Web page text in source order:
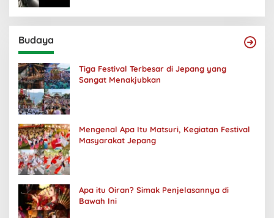
Budaya
Tiga Festival Terbesar di Jepang yang
Sangat Menakjubkan
Mengenal Apa Itu Matsuri, Kegiatan Festival
Masyarakat Jepang
Apa itu Oiran? Simak Penjelasannya di
Bawah Ini